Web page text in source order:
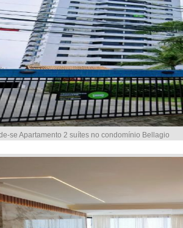
se Apartamento 2 suítes no condomínio Bellagio